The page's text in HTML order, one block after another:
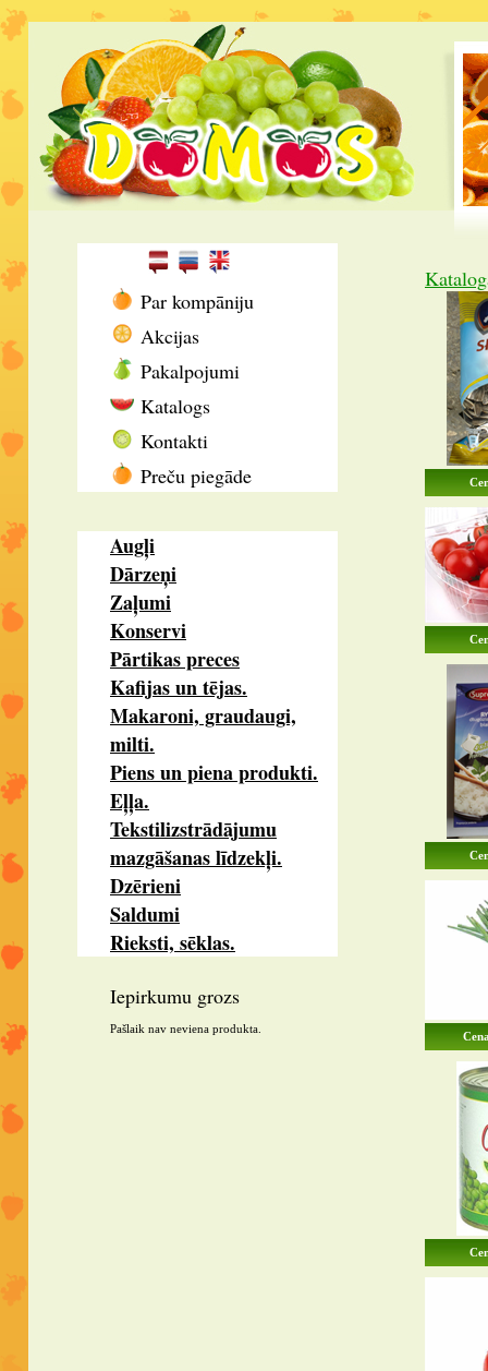
Par kompāniju
Akcijas
Pakalpojumi
Katalogs
Kontakti
Preču piegāde
Augļi
Dārzeņi
Zaļumi
Konservi
Pārtikas preces
Kafijas un tējas.
Makaroni, graudaugi,
milti.
Piens un piena produkti.
Eļļa.
Tekstilizstrādājumu
mazgāšanas līdzekļi.
Dzērieni
Saldumi
Rieksti, sēklas.
Iepirkumu grozs
Pašlaik nav neviena produkta.